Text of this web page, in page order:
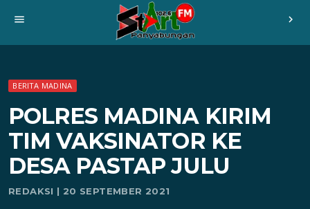
menu chevron_right
BERITA MADINA
POLRES MADINA KIRIM
TIM VAKSINATOR KE
DESA PASTAP JULU
REDAKSI | 20 SEPTEMBER 2021